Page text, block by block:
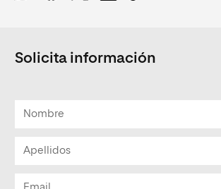
Solicita información